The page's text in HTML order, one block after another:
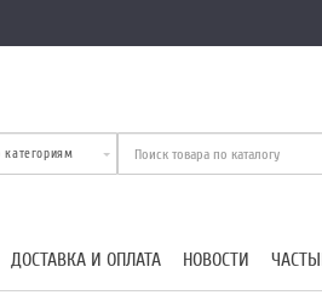
ДОСТАВКА И ОПЛАТА НОВОСТИ